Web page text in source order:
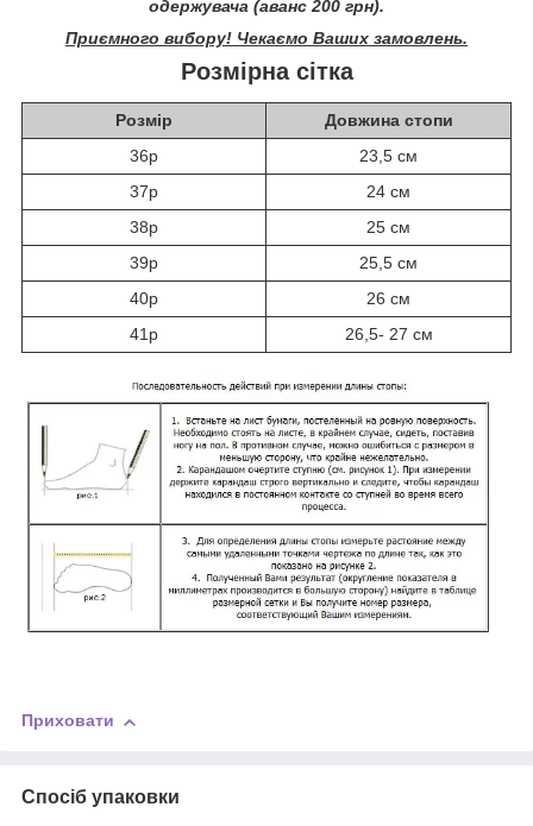
одержувача (аванс 200 грн).
Приємного вибору! Чекаємо Ваших замовлень.
Розмірна сітка
Розмір
Довжина стопи
36р
23,5 см
37р
24 см
38р
25 см
39р
25,5 см
40р
26 см
41р
26,5- 27 см
Приховати
Спосіб упаковки